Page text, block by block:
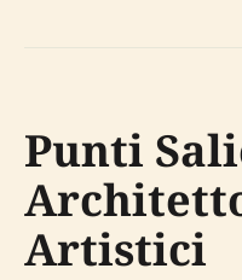
Punti
Artistici